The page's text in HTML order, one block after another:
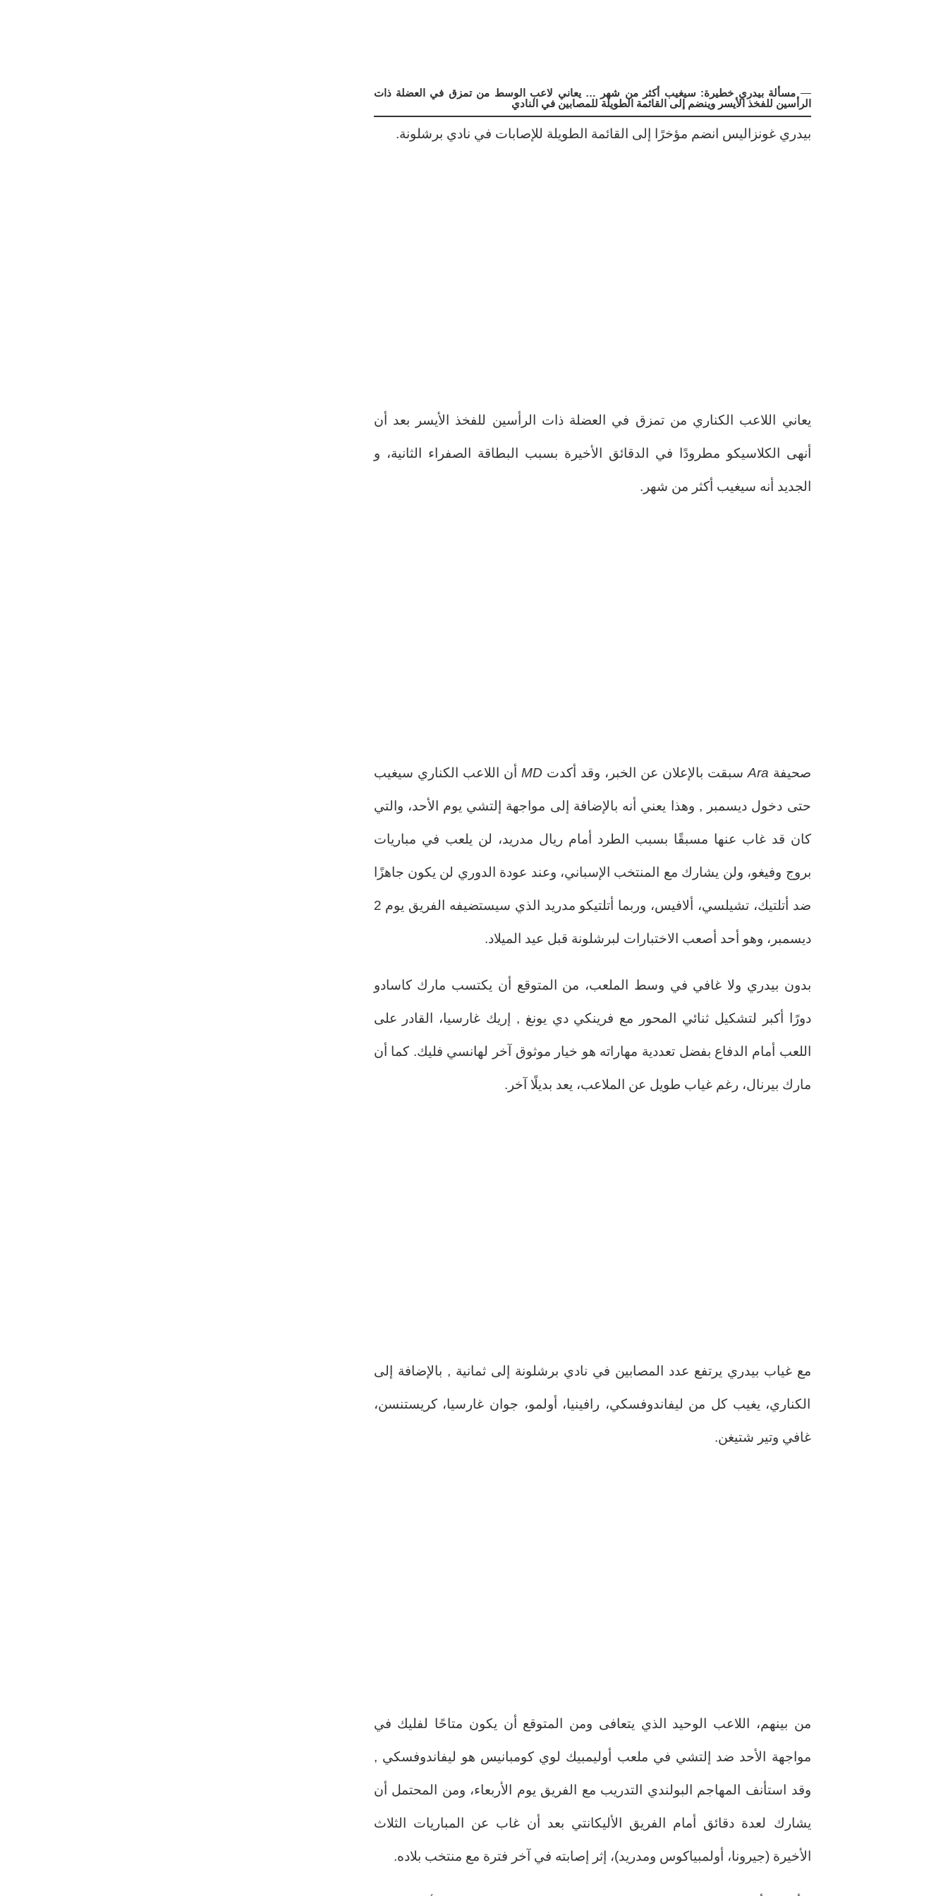
— مسألة بيدري خطيرة: سيغيب أكثر من شهر … يعاني لاعب الوسط من تمزق في العضلة ذات
الرأسين للفخذ الأيسر وينضم إلى القائمة الطويلة للمصابين في النادي
بيدري غونزاليس انضم مؤخرًا إلى القائمة الطويلة للإصابات في نادي برشلونة.
يعاني اللاعب الكناري من تمزق في العضلة ذات الرأسين للفخذ الأيسر بعد أن
أنهى الكلاسيكو مطرودًا في الدقائق الأخيرة بسبب البطاقة الصفراء الثانية، و
الجديد أنه سيغيب أكثر من شهر.
صحيفة Ara سبقت بالإعلان عن الخبر، وقد أكدت MD أن اللاعب الكناري سيغيب
حتى دخول ديسمبر , وهذا يعني أنه بالإضافة إلى مواجهة إلتشي يوم الأحد، والتي
كان قد غاب عنها مسبقًا بسبب الطرد أمام ريال مدريد، لن يلعب في مباريات
بروج وفيغو، ولن يشارك مع المنتخب الإسباني، وعند عودة الدوري لن يكون جاهزًا
ضد أتلتيك، تشيلسي، ألافيس، وربما أتلتيكو مدريد الذي سيستضيفه الفريق يوم 2
ديسمبر، وهو أحد أصعب الاختبارات لبرشلونة قبل عيد الميلاد.
بدون بيدري ولا غافي في وسط الملعب، من المتوقع أن يكتسب مارك كاسادو
دورًا أكبر لتشكيل ثنائي المحور مع فرينكي دي يونغ , إريك غارسيا، القادر على
اللعب أمام الدفاع بفضل تعددية مهاراته هو خيار موثوق آخر لهانسي فليك. كما أن
مارك بيرنال، رغم غياب طويل عن الملاعب، يعد بديلًا آخر.
مع غياب بيدري يرتفع عدد المصابين في نادي برشلونة إلى ثمانية , بالإضافة إلى
الكناري، يغيب كل من ليفاندوفسكي، رافينيا، أولمو، جوان غارسيا، كريستنسن،
غافي وتير شتيغن.
من بينهم، اللاعب الوحيد الذي يتعافى ومن المتوقع أن يكون متاحًا لفليك في
مواجهة الأحد ضد إلتشي في ملعب أوليمبيك لوي كومبانيس هو ليفاندوفسكي ,
وقد استأنف المهاجم البولندي التدريب مع الفريق يوم الأربعاء، ومن المحتمل أن
يشارك لعدة دقائق أمام الفريق الأليكانتي بعد أن غاب عن المباريات الثلاث
الأخيرة (جيرونا، أولمبياكوس ومدريد)، إثر إصابته في آخر فترة مع منتخب بلاده.